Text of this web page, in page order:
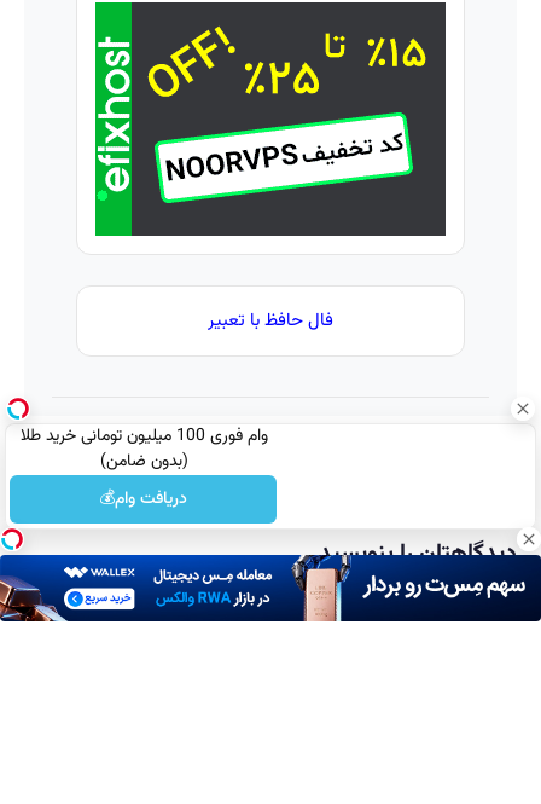
وام فوری 100 میلیون تومانی خرید طلا
(بدون ضامن)
دریافت وام💰
😍 تا
پایان
شما
رایگان
فال حافظ با تعبیر
دیدگاهتان را بنویسید
نشانی ایمیل شما منتشر نخواهد شد.بخش‌های موردنیاز علامت‌گذاری